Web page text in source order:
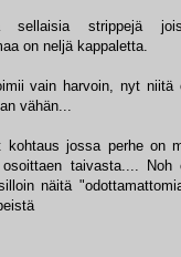
sellaisia strippejä
on neljä kappaletta.
vain harvoin, nyt niitä
vähän...
kohtaus jossa perhe on
taivasta.... Noh
näitä